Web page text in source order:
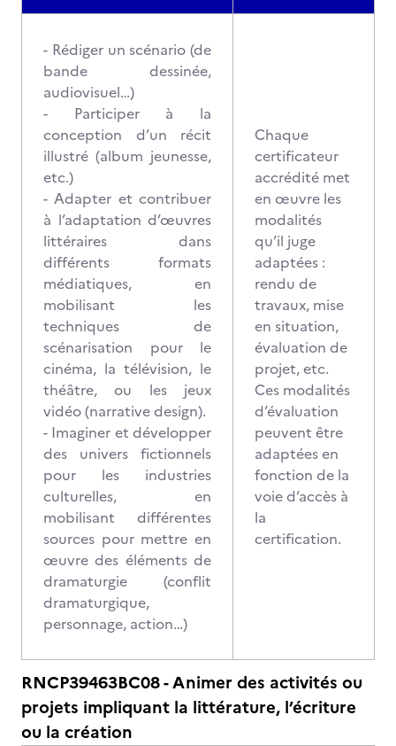
- Rédiger un scénario (de
bande dessinée,
audiovisuel…)
- Participer à la
conception d’un récit
illustré (album jeunesse,
etc.)
- Adapter et contribuer
à l’adaptation d’œuvres
littéraires dans
différents formats
médiatiques, en
mobilisant les
techniques de
scénarisation pour le
cinéma, la télévision, le
théâtre, ou les jeux
vidéo (narrative design).
- Imaginer et développer
des univers fictionnels
pour les industries
culturelles, en
mobilisant différentes
sources pour mettre en
œuvre des éléments de
dramaturgie (conflit
dramaturgique,
personnage, action…)
Chaque
certificateur
accrédité met
en œuvre les
modalités
qu’il juge
adaptées :
rendu de
travaux, mise
en situation,
évaluation de
projet, etc.
Ces modalités
d’évaluation
peuvent être
adaptées en
fonction de la
voie d’accès à
la
certification.
RNCP39463BC08 - Animer des activités ou
projets impliquant la littérature, l’écriture
ou la création